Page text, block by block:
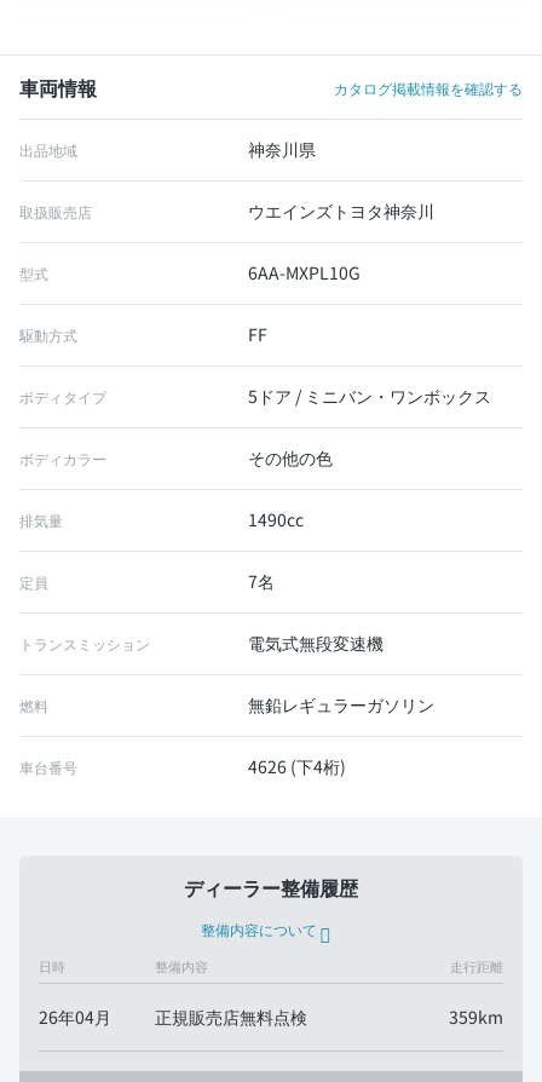
車両情報 カタログ掲載情報を確認する
出品地域 神奈川県
取扱販売店 ウエインズトヨタ神奈川
型式 6AA-MXPL10G
駆動方式 FF
ボディタイプ 5ドア / ミニバン・ワンボックス
ボディカラー その他の色
排気量 1490cc
定員 7名
トランスミッション 電気式無段変速機
燃料 無鉛レギュラーガソリン
車台番号 4626 (下4桁)
ディーラー整備履歴
整備内容について
日時 整備内容 走行距離
26年04月 正規販売店無料点検 359km